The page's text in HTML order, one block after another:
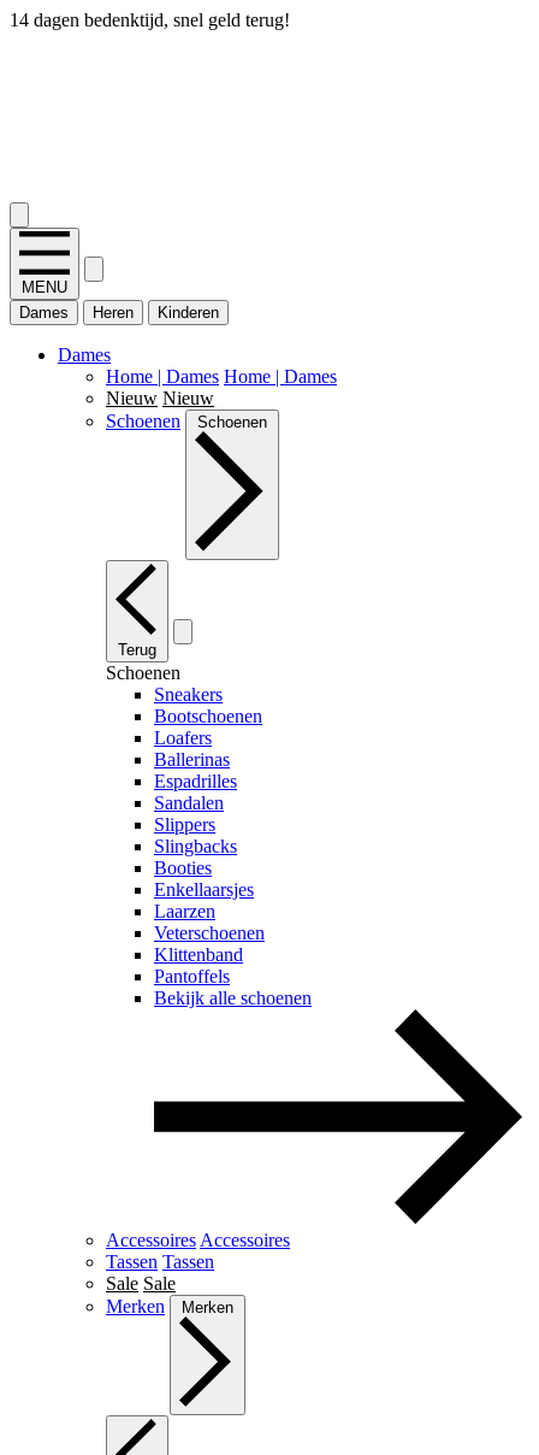
14 dagen bedenktijd, snel geld terug!
MENU
Dames
Heren Kinderen
Dames
Home | Dames Home | Dames
Nieuw Nieuw
Schoenen
Schoenen
Terug
Schoenen
Sneakers
Bootschoenen
Loafers
Ballerinas
Espadrilles
Sandalen
Slippers
Slingbacks
Booties
Enkellaarsjes
Laarzen
Veterschoenen
Klittenband
Pantoffels
Bekijk alle schoenen
Accessoires Accessoires
Tassen Tassen
Sale Sale
Merken
Merken